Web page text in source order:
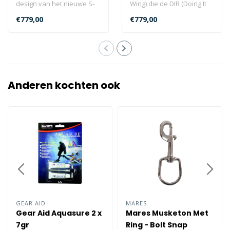
design van het nieuwe S-
Tek Pro systeem zijn de
aller-best..
€779,00
Wing) die de DIR (Doing It
Right) benadering van
gestroo..
€779,00
Anderen kochten ook
GEAR AID
Gear Aid Aquasure 2 x
7gr
MARES
Mares Musketon Met
Ring - Bolt Snap